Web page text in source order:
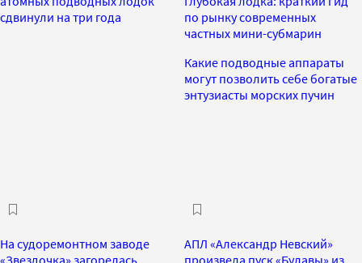
сдвинули на три года
по рынку современных
частных мини-субмарин
Какие подводные аппараты
могут позволить себе богатые
энтузиасты морских пучин
На судоремонтном заводе
«Звездочка» загорелась
АПЛ «Александр Невский»
произвела пуск «Булавы» из